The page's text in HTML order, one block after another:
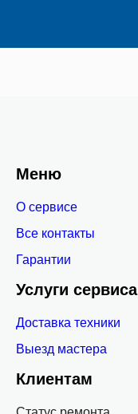
Меню
О сервисе
Все контакты
Гарантии
Услуги сервиса
Доставка техники
Выезд мастера
Клиентам